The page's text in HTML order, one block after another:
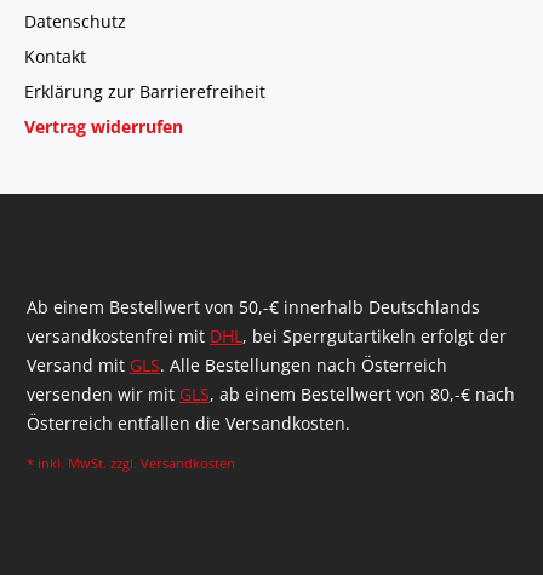
Datenschutz
Kontakt
Erklärung zur Barrierefreiheit
Vertrag widerrufen
Ab einem Bestellwert von 50,-€ innerhalb Deutschlands
versandkostenfrei mit DHL, bei Sperrgutartikeln erfolgt der
Versand mit GLS. Alle Bestellungen nach Österreich
versenden wir mit GLS, ab einem Bestellwert von 80,-€ nach
Österreich entfallen die Versandkosten.
* inkl. MwSt. zzgl. Versandkosten